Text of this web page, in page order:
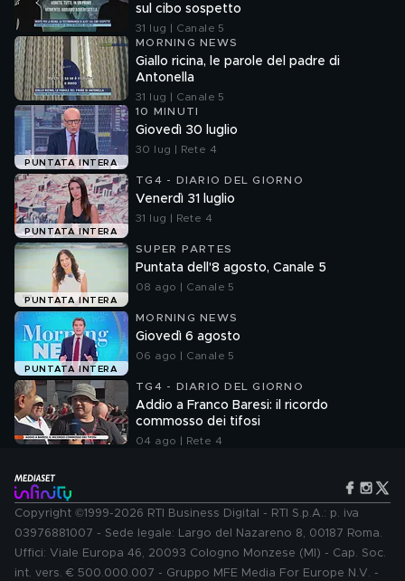
sul cibo sospetto
31 lug | Canale 5
MORNING NEWS
Giallo ricina, le parole del padre di
Antonella
31 lug | Canale 5
PUNTATA INTERA
10 MINUTI
Giovedì 30 luglio
30 lug | Rete 4
PUNTATA INTERA
TG4 - DIARIO DEL GIORNO
Venerdì 31 luglio
31 lug | Rete 4
PUNTATA INTERA
SUPER PARTES
Puntata dell'8 agosto, Canale 5
08 ago | Canale 5
PUNTATA INTERA
MORNING NEWS
Giovedì 6 agosto
06 ago | Canale 5
TG4 - DIARIO DEL GIORNO
Addio a Franco Baresi: il ricordo
commosso dei tifosi
04 ago | Rete 4
Copyright ©1999-2026 RTI Business Digital - RTI S.p.A.: p. iva
03976881007 - Sede legale: Largo del Nazareno 8, 00187 Roma.
Uffici: Viale Europa 46, 20093 Cologno Monzese (MI) - Cap. Soc.
int. vers. € 500.000.007 - Gruppo MFE Media For Europe N.V. -